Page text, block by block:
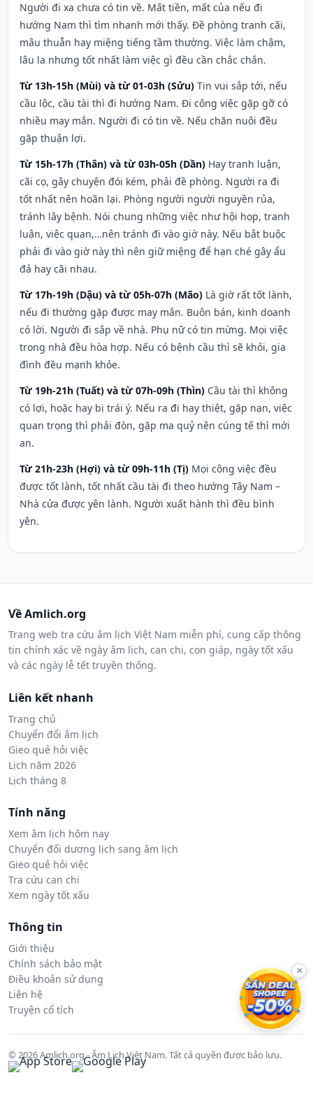
Người đi xa chưa có tin về. Mất tiền, mất của nếu đi
hướng Nam thì tìm nhanh mới thấy. Đề phòng tranh cãi,
mâu thuẫn hay miệng tiếng tầm thường. Việc làm chậm,
lâu la nhưng tốt nhất làm việc gì đều cần chắc chắn.
Từ 13h-15h (Mùi) và từ 01-03h (Sửu) Tin vui sắp tới, nếu
cầu lộc, cầu tài thì đi hướng Nam. Đi công việc gặp gỡ có
nhiều may mắn. Người đi có tin về. Nếu chăn nuôi đều
gặp thuận lợi.
Từ 15h-17h (Thân) và từ 03h-05h (Dần) Hay tranh luận,
cãi cọ, gây chuyện đói kém, phải đề phòng. Người ra đi
tốt nhất nên hoãn lại. Phòng người người nguyền rủa,
tránh lây bệnh. Nói chung những việc như hội họp, tranh
luận, việc quan,…nên tránh đi vào giờ này. Nếu bắt buộc
phải đi vào giờ này thì nên giữ miệng để hạn ché gây ẩu
đả hay cãi nhau.
Từ 17h-19h (Dậu) và từ 05h-07h (Mão) Là giờ rất tốt lành,
nếu đi thường gặp được may mắn. Buôn bán, kinh doanh
có lời. Người đi sắp về nhà. Phụ nữ có tin mừng. Mọi việc
trong nhà đều hòa hợp. Nếu có bệnh cầu thì sẽ khỏi, gia
đình đều mạnh khỏe.
Từ 19h-21h (Tuất) và từ 07h-09h (Thìn) Cầu tài thì không
có lợi, hoặc hay bị trái ý. Nếu ra đi hay thiệt, gặp nạn, việc
quan trọng thì phải đòn, gặp ma quỷ nên cúng tế thì mới
an.
Từ 21h-23h (Hợi) và từ 09h-11h (Tị) Mọi công việc đều
được tốt lành, tốt nhất cầu tài đi theo hướng Tây Nam –
Nhà cửa được yên lành. Người xuất hành thì đều bình
yên.
Về Amlich.org
Trang web tra cứu âm lịch Việt Nam miễn phí, cung cấp thông
tin chính xác về ngày âm lịch, can chi, con giáp, ngày tốt xấu
và các ngày lễ tết truyền thống.
Liên kết nhanh
Trang chủ
Chuyển đổi âm lịch
Gieo quẻ hỏi việc
Lịch năm 2026
Lịch tháng 8
Tính năng
Xem âm lịch hôm nay
Chuyển đổi dương lịch sang âm lịch
Gieo quẻ hỏi việc
Tra cứu can chi
Xem ngày tốt xấu
Thông tin
Giới thiệu
Chính sách bảo mật
Điều khoản sử dụng
Liên hệ
Truyện cổ tích
© 2026 Amlich.org - Âm Lịch Việt Nam. Tất cả quyền được bảo lưu.
×